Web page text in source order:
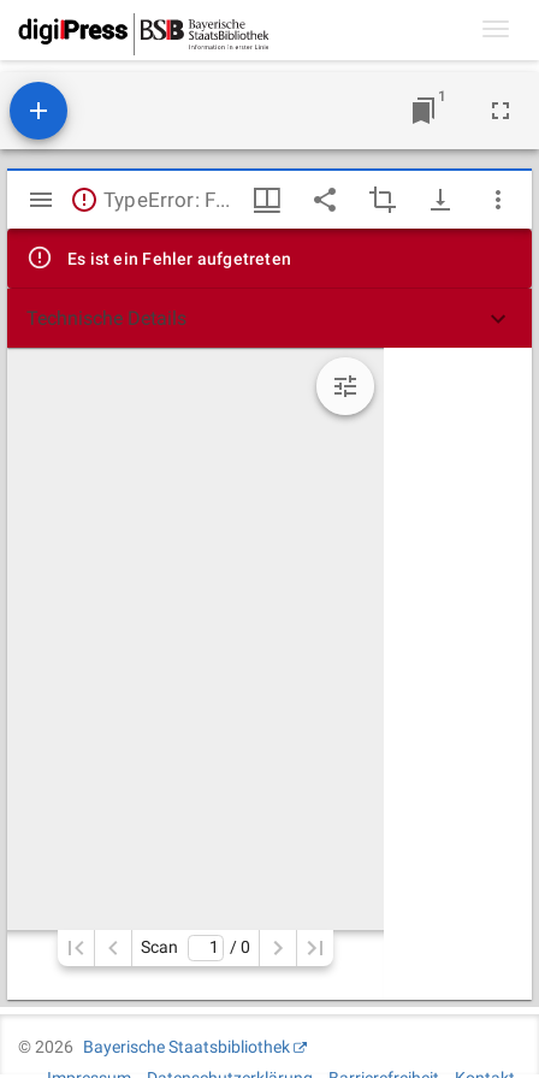
1
Mirador
Viewer
TypeError: Failed to fetch
Es ist ein Fehler aufgetreten
Technische Details
Scan / 0
©2026
Bayerische Staatsbibliothek